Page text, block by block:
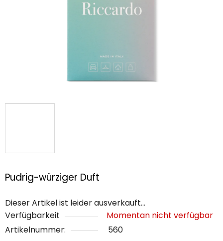
Pudrig-würziger Duft
Dieser Artikel ist leider ausverkauft…
Verfügbarkeit
Momentan nicht verfügbar
Artikelnummer:
560